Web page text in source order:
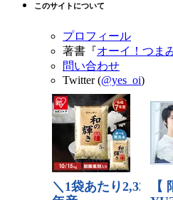
このサイトについて
プロフィール
著書『オーイ！つま
問い合わせ
Twitter (@yes_oi)